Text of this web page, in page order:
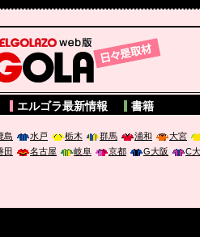
BLOGOLA
エルゴラ最新情報 書籍
島 水戸 栃木 群馬 浦和
大宮
田 名古屋 岐阜 京都 G大阪
C